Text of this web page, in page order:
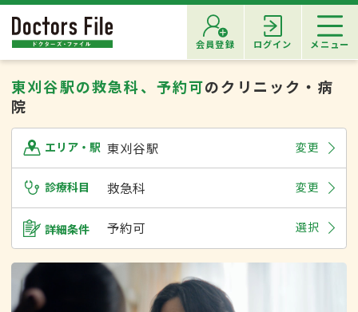
会員登録 ログイン メニュー
東刈谷駅の救急科、予約可のクリニック・病
院
エリア・駅 東刈谷駅 変更
診療科目 救急科 変更
詳細条件 予約可 選択